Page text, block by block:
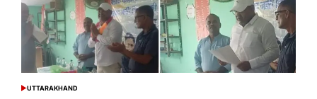
POSTED
UTTARAKHAND